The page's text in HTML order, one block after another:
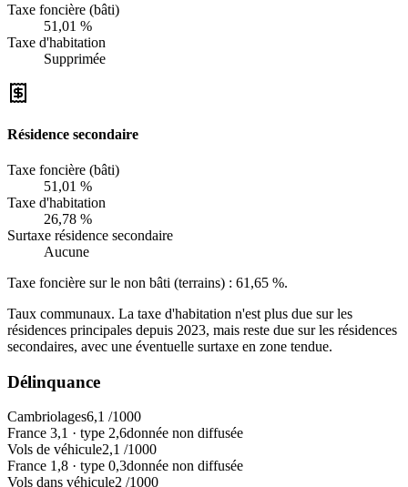
Taxe foncière (bâti)
51,01 %
Taxe d'habitation
Supprimée
Résidence secondaire
Taxe foncière (bâti)
51,01 %
Taxe d'habitation
26,78 %
Surtaxe résidence secondaire
Aucune
Taxe foncière sur le non bâti (terrains) : 61,65 %.
Taux communaux. La taxe d'habitation n'est plus due sur les
résidences principales depuis 2023, mais reste due sur les résidences
secondaires, avec une éventuelle surtaxe en zone tendue.
Délinquance
Cambriolages6,1 /1000
France 3,1 · type 2,6donnée non diffusée
Vols de véhicule2,1 /1000
France 1,8 · type 0,3donnée non diffusée
Vols dans véhicule2 /1000